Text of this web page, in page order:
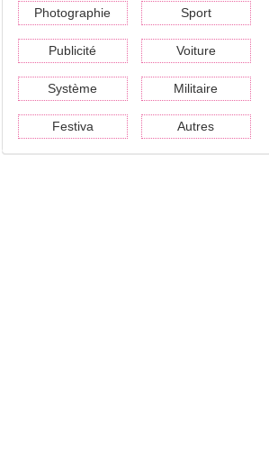
Photographie Sport
Publicité Voiture
Système Militaire
Festiva Autres